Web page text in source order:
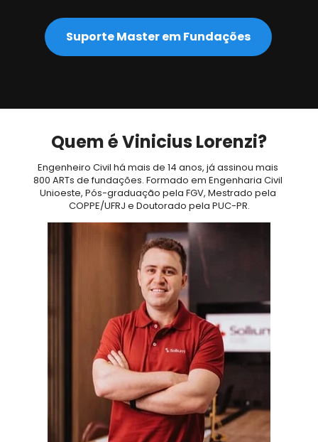
Suporte Master em Fundações
Quem é Vinicius Lorenzi?
Engenheiro Civil há mais de 14 anos, já assinou mais
800 ARTs de fundações. Formado em Engenharia Civil
Unioeste, Pós-graduação pela FGV, Mestrado pela
COPPE/UFRJ e Doutorado pela PUC-PR.